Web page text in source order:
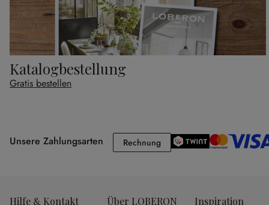
Katalogbestellung
Gratis bestellen
Unsere Zahlungsarten RechnungRechnung
Hilfe & Kontakt Über LOBERON Inspiration